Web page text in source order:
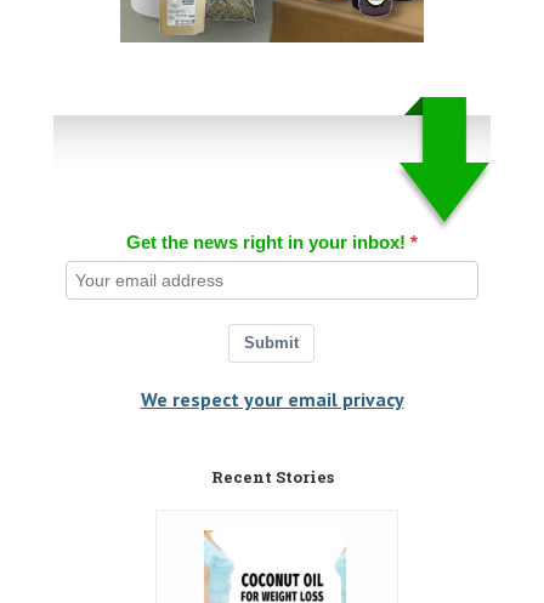
Get the news right in your inbox!
Submit
We respect your email privacy
Recent Stories